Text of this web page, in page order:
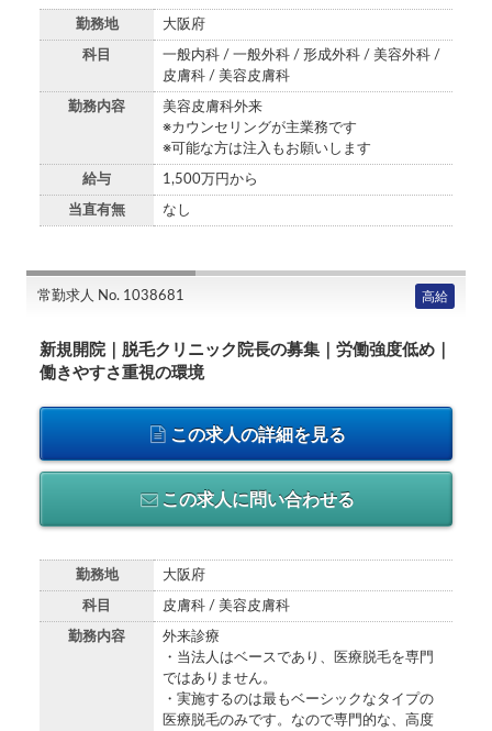
勤務地 大阪府
科目
一般内科 / 一般外科 / 形成外科 / 美容外科 /
皮膚科 / 美容皮膚科
勤務内容
美容皮膚科外来
※カウンセリングが主業務です
※可能な方は注入もお願いします
給与 1,500万円から
当直有無 なし
常勤求人 No. 1038681 高給
新規開院｜脱毛クリニック院長の募集｜労働強度低め｜
働きやすさ重視の環境
この求人の詳細を見る
この求人に問い合わせる
勤務地 大阪府
科目 皮膚科 / 美容皮膚科
勤務内容
外来診療
・当法人はベースであり、医療脱毛を専門
ではありません。
・実施するのは最もベーシックなタイプの
医療脱毛のみです。なので専門的な、高度